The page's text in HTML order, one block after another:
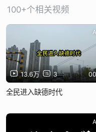
100+个相关视频
13.6万 3
全民进入缺德时代